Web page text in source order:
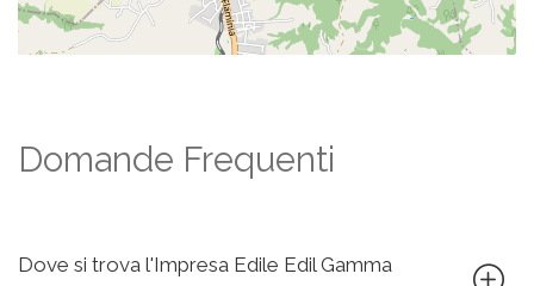
Domande Frequenti
Dove si trova l'Impresa Edile Edil Gamma